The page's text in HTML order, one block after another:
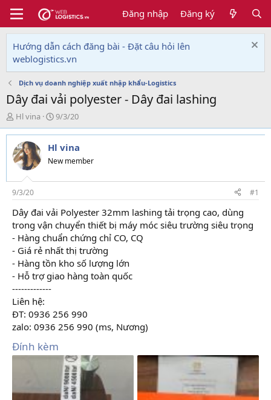
Đăng nhập Đăng ký
Hướng dẫn cách đăng bài - Đặt câu hỏi lên
weblogistics.vn
Dịch vụ doanh nghiệp xuất nhập khẩu-Logistics
Dây đai vải polyester - Dây đai lashing
T
h
r
e
a
d
s
t
a
r
t
e
Hl vina
N
g
à
y
g
i
9/3/20
Hl vina
New member
9/3/20 #1
Dây đai vải Polyester 32mm lashing tải trọng cao, dùng
trong vận chuyển thiết bị máy móc siêu trường siêu trọng
- Hàng chuẩn chứng chỉ CO, CQ
- Giá rẻ nhất thị trường
- Hàng tồn kho số lượng lớn
- Hỗ trợ giao hàng toàn quốc
-------------
Liên hệ:
ĐT: 0936 256 990
zalo: 0936 256 990 (ms, Nương)
Đính kèm